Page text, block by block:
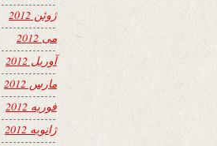
ژوئن 2012
می 2012
آوریل 2012
مارس 2012
فوریه 2012
ژانویه 2012